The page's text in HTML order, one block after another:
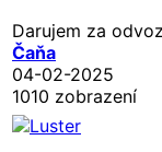
Darujem za
Čaňa
04-02-2025
1010 zobrazení